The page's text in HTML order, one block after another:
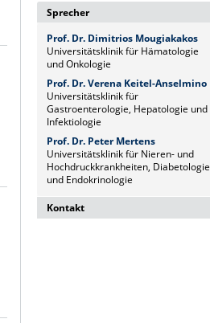
Sprecher
Prof. Dr. Dimitrios Mougiakakos
Universitätsklinik für Hämatologie
und Onkologie
Prof. Dr. Verena Keitel-Anselmino
Universitätsklinik für
Gastroenterologie, Hepatologie und
Infektiologie
Prof. Dr. Peter Mertens
Universitätsklinik für Nieren- und
Hochdruckkrankheiten, Diabetologie
und Endokrinologie
Kontakt